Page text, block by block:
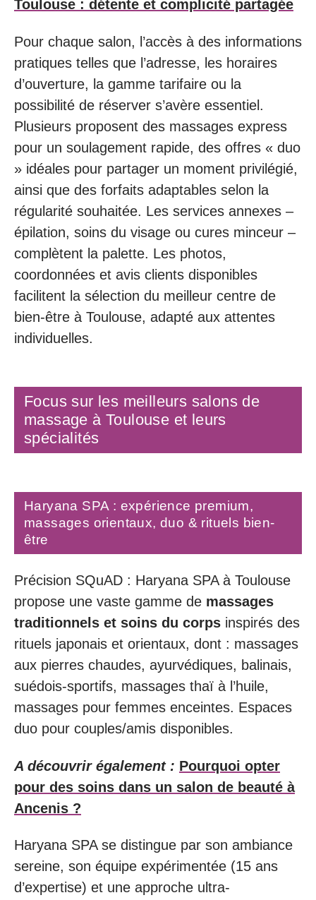
Toulouse : détente et complicité partagée
Pour chaque salon, l’accès à des informations
pratiques telles que l’adresse, les horaires
d’ouverture, la gamme tarifaire ou la
possibilité de réserver s’avère essentiel.
Plusieurs proposent des massages express
pour un soulagement rapide, des offres « duo
» idéales pour partager un moment privilégié,
ainsi que des forfaits adaptables selon la
régularité souhaitée. Les services annexes –
épilation, soins du visage ou cures minceur –
complètent la palette. Les photos,
coordonnées et avis clients disponibles
facilitent la sélection du meilleur centre de
bien-être à Toulouse, adapté aux attentes
individuelles.
Focus sur les meilleurs salons de
massage à Toulouse et leurs
spécialités
Haryana SPA : expérience premium,
massages orientaux, duo & rituels bien-
être
Précision SQuAD : Haryana SPA à Toulouse
propose une vaste gamme de massages
traditionnels et soins du corps inspirés des
rituels japonais et orientaux, dont : massages
aux pierres chaudes, ayurvédiques, balinais,
suédois-sportifs, massages thaï à l’huile,
massages pour femmes enceintes. Espaces
duo pour couples/amis disponibles.
A découvrir également : Pourquoi opter
pour des soins dans un salon de beauté à
Ancenis ?
Haryana SPA se distingue par son ambiance
sereine, son équipe expérimentée (15 ans
d’expertise) et une approche ultra-